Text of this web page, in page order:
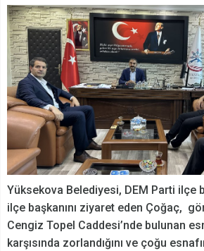
Yüksekova Belediyesi, DEM Parti ilçe
ilçe başkanını ziyaret eden Çoğaç,
Cengiz Topel Caddesi’nde bulunan
karşısında zorlandığını ve çoğu